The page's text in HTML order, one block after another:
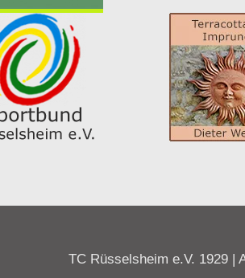
TC Rüsselsheim e.V. 1929 |